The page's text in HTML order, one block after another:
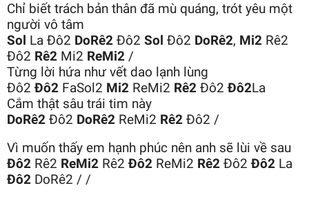
Chỉ biết trách bản thân đã mù quáng, trót yêu một
người vô tâm
Sol La Đô2 DoRê2 Đô2 Sol Đô2 DoRê2, Mi2 Rê2
Đô2 Rê2 Mi2 ReMi2 /
Từng lời hứa như vết dao lạnh lùng
Đô2Đô2 FaSol2 Mi2 ReMi2 Rê2 Đô2Đô2La
Cắm thật sâu trái tim này
DoRê2 Đô2 DoRê2 ReMi2 Rê2 Đô2 /
Vì muốn thấy em hạnh phúc nên anh sẽ lùi về sau
Đô2 Rê2 ReMi2 Rê2Đô2 ReMi2 Rê2 Đô2Đô2 La
Đô2 DoRê2 / /